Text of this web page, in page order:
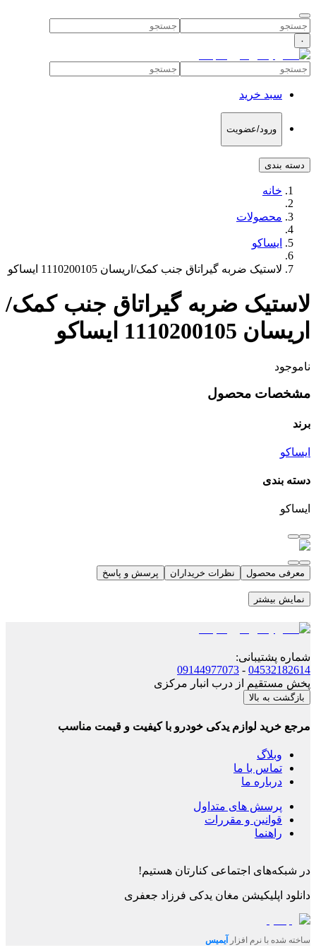
۰
سبد خرید
ورود/عضویت
دسته بندی
خانه
محصولات
ایساکو
لاستیک ضربه گیراتاق جنب کمک/اریسان 1110200105 ایساکو
لاستیک ضربه گیراتاق جنب کمک/
اریسان 1110200105 ایساکو
ناموجود
مشخصات محصول
برند
ایساکو
دسته بندی
ایساکو
معرفی محصول نظرات خریداران پرسش و پاسخ
نمایش بیشتر
شماره پشتیبانی:
04532182614
-
09144977073
پخش مستقیم از درب انبار مرکزی
بازگشت به بالا
مرجع خرید لوازم یدکی خودرو با کیفیت و قیمت مناسب
وبلاگ
تماس با ما
درباره ما
پرسش های متداول
قوانین و مقررات
راهنما
در شبکه‌های اجتماعی کنارتان هستیم!
دانلود اپلیکیشن مغان یدکی فرزاد جعفری
ساخته شده با نرم افزار آیمیس